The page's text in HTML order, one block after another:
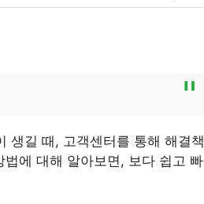
생길 때, 고객센터를 통해 해결책
에 대해 알아보면, 보다 쉽고 빠